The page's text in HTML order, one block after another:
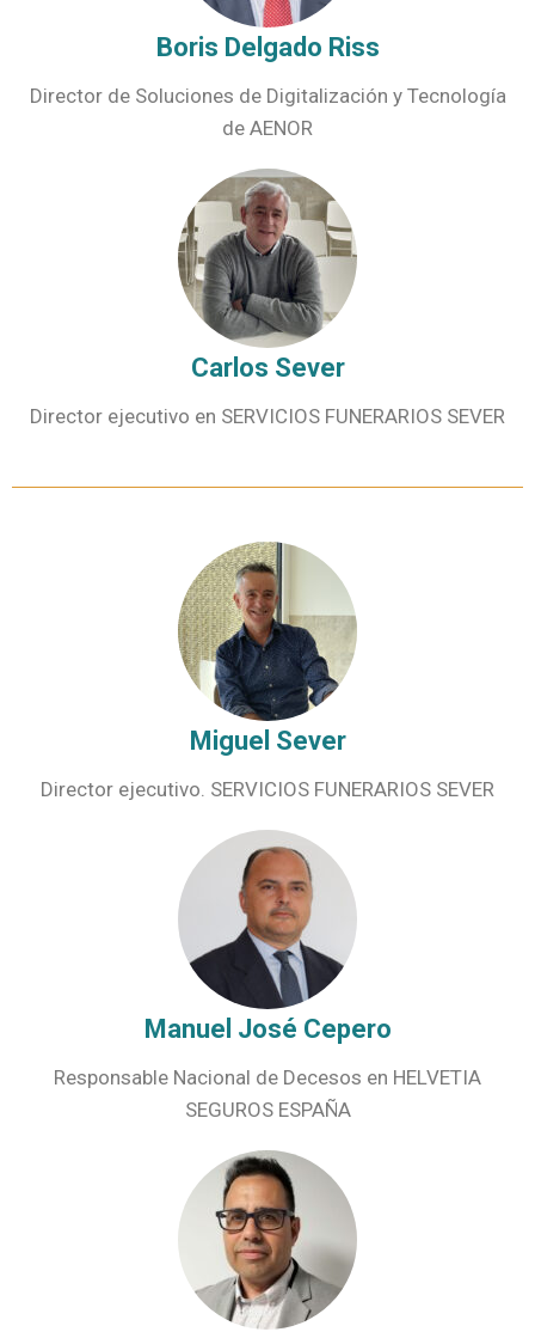
Boris Delgado Riss
Director de Soluciones de Digitalización y Tecnología
de AENOR
Carlos Sever
Director ejecutivo en SERVICIOS FUNERARIOS SEVER
Miguel Sever
Director ejecutivo. SERVICIOS FUNERARIOS SEVER
Manuel José Cepero
Responsable Nacional de Decesos en HELVETIA
SEGUROS ESPAÑA